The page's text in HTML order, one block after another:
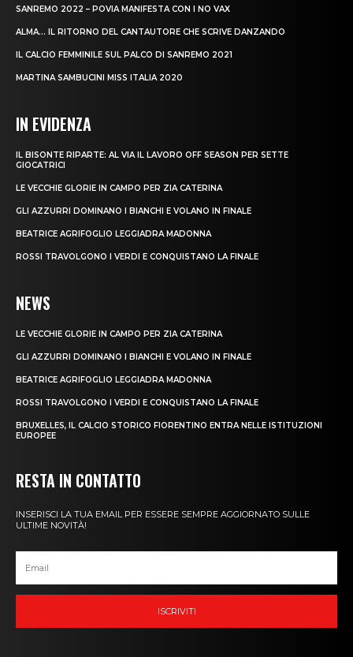
SANREMO 2022 – POVIA MANIFESTA CON I NO VAX
ALMA… IL RITORNO DEL CANTAUTORE CHE SCRIVE DANZANDO
IL CALCIO FEMMINILE SUL PALCO DI SANREMO 2021
MARTINA SAMBUCINI MISS ITALIA 2020
IN EVIDENZA
IL BISONTE RIPARTE: AL VIA IL LAVORO OFF SEASON PER SETTE
GIOCATRICI
LE VECCHIE GLORIE IN CAMPO PER ZIA CATERINA
GLI AZZURRI DOMINANO I BIANCHI E VOLANO IN FINALE
BEATRICE AGRIFOGLIO LEGGIADRA MADONNA
ROSSI TRAVOLGONO I VERDI E CONQUISTANO LA FINALE
NEWS
LE VECCHIE GLORIE IN CAMPO PER ZIA CATERINA
GLI AZZURRI DOMINANO I BIANCHI E VOLANO IN FINALE
BEATRICE AGRIFOGLIO LEGGIADRA MADONNA
ROSSI TRAVOLGONO I VERDI E CONQUISTANO LA FINALE
BRUXELLES, IL CALCIO STORICO FIORENTINO ENTRA NELLE ISTITUZIONI
EUROPEE
RESTA IN CONTATTO
INSERISCI LA TUA EMAIL PER ESSERE SEMPRE AGGIORNATO SULLE
ULTIME NOVITÀ!
ISCRIVITI